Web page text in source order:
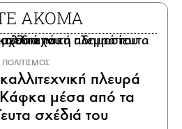
ΑΚΟΜΑ
ΠΟΛΙΤΙΣΜΟΣ
πλευρά
μέσα από τα
σχέδιά του